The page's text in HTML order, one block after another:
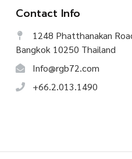
Contact Info
1248 Phatthanakan
Bangkok 10250 Thailand
Info@rgb72.com
+66.2.013.1490